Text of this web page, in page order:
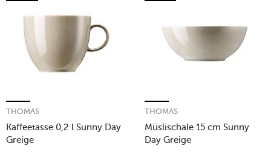
Kaffeetasse 0,2 l Sunny Day
Greige
THOMAS
Müslischale 15 cm Sunny
Day Greige
THOMAS